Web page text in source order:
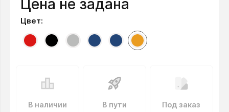
Цена не задана
Цвет:
В наличии В пути Под заказ